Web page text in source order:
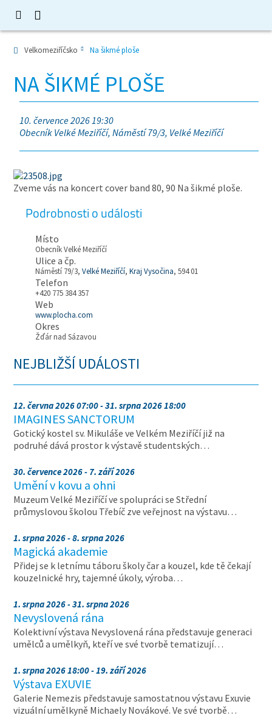
Velkomeziříčsko Na šikmé ploše
NA ŠIKMÉ PLOŠE
10. července 2026 19:30
Obecník Velké Meziříčí, Náměstí 79/3, Velké Meziříčí
Zveme vás na koncert cover band 80, 90 Na šikmé ploše.
Podrobnosti o události
Místo
Obecník Velké Meziříčí
Ulice a čp.
Náměstí 79/3,Velké Meziříčí,Kraj Vysočina, 594 01
Telefon
+420 775 384 357
Web
www.plocha.com
Okres
Žďár nad Sázavou
NEJBLIŽŠÍ UDÁLOSTI
12. června 2026 07:00 - 31. srpna 2026 18:00
IMAGINES SANCTORUM
Gotický kostel sv. Mikuláše ve Velkém Meziříčí již na
podruhé dává prostor k výstavě studentských…
30. července 2026 - 7. září 2026
Umění v kovu a ohni
Muzeum Velké Meziříčí ve spolupráci se Střední
průmyslovou školou Třebíč zve veřejnost na výstavu…
1. srpna 2026 - 8. srpna 2026
Magická akademie
Přidej se k letnímu táboru školy čar a kouzel, kde tě čekají
kouzelnické hry, tajemné úkoly, výroba…
1. srpna 2026 - 31. srpna 2026
Nevyslovená rána
Kolektivní výstava Nevyslovená rána představuje generaci
umělců a umělkyň, kteří ve své tvorbě tematizují…
1. srpna 2026 18:00 - 19. září 2026
Výstava EXUVIE
Galerie Nemezis představuje samostatnou výstavu Exuvie
vizuální umělkyně Michaely Novákové. Ve své tvorbě…